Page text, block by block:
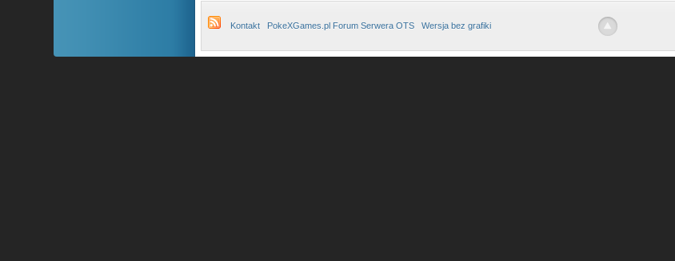
Kontakt PokeXGames.pl Forum Serwera OTS Wersja bez grafiki